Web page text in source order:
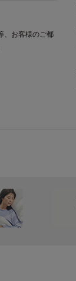
、お客様のご都